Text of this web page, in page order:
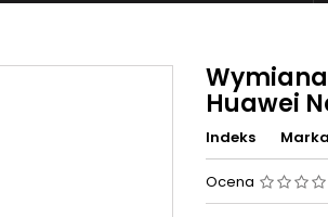
Huawei
Indeks Marka
Ocena